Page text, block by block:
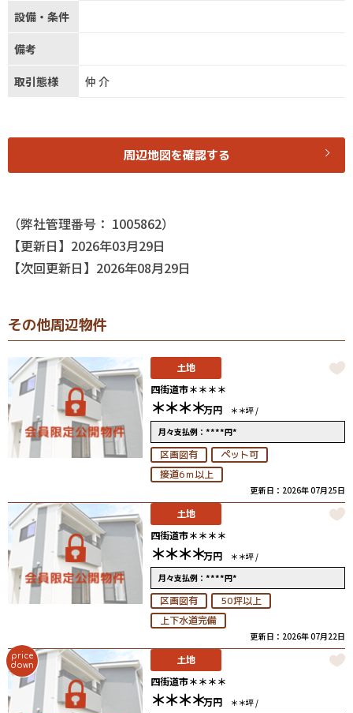
設備・条件
備考
取引態様 仲介
周辺地図を確認する
（弊社管理番号： 1005862）
【更新日】2026年03月29日
【次回更新日】2026年08月29日
その他周辺物件
土地
四街道市＊＊＊＊
＊＊＊＊万円
＊＊坪 /
月々支払例：****円*
区画図有
ペット可
接道6ｍ以上
更新日：2026年 07月25日
土地
四街道市＊＊＊＊
＊＊＊＊万円
＊＊坪 /
月々支払例：****円*
区画図有
50坪以上
上下水道完備
更新日：2026年 07月22日
price
down
土地
四街道市＊＊＊＊
＊＊＊＊万円
＊＊坪 /